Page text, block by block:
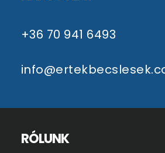
+36 70 941 6493
RÓLUNK